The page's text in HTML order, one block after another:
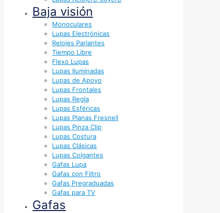
Baja visión
Monoculares
Lupas Electrónicas
Relojes Parlantes
Tiempo Libre
Flexo Lupas
Lupas Iluminadas
Lupas de Apoyo
Lupas Frontales
Lupas Regla
Lupas Esféricas
Lupas Planas Fresnell
Lupas Pinza Clip
Lupas Costura
Lupas Clásicas
Lupas Colgantes
Gafas Lupa
Gafas con Filtro
Gafas Pregraduadas
Gafas para TV
Gafas